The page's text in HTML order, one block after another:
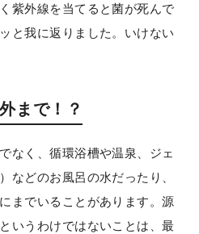
紫外線を当てると菌が死んで
と我に返りました。いけない
まで！？
なく、循環浴槽や温泉、ジェ
などのお風呂の水だったり、
までいることがあります。源
いうわけではないことは、最